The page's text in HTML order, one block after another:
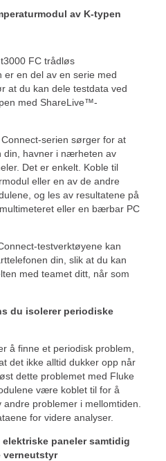
av K-typen
FC trådløs
er en del av en serie med
at du kan dele testdata ved
med ShareLive™-
serien sørger for at
din, havner i nærheten av
Det er enkelt. Koble til
eller en av de andre
og les av resultatene på
eller en bærbar PC
testverktøyene kan
din, slik at du kan
med teamet ditt, når som
du isolerer periodiske
å finne et periodisk problem,
det ikke alltid dukker opp når
dette problemet med Fluke
være koblet til for å
problemer i mellomtiden.
for videre analyser.
paneler samtidig
verneutstyr